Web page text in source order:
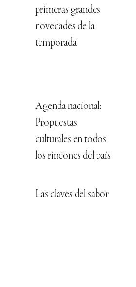
primeras grandes
novedades de la
temporada
Agenda nacional:
Propuestas
culturales en todos
los rincones del país
Las claves del sabor